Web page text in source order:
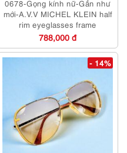
0678-Gọng kính nữ-Gần như
mới-A.V.V MICHEL KLEIN half
rim eyeglasses frame
788,000 đ
- 14%